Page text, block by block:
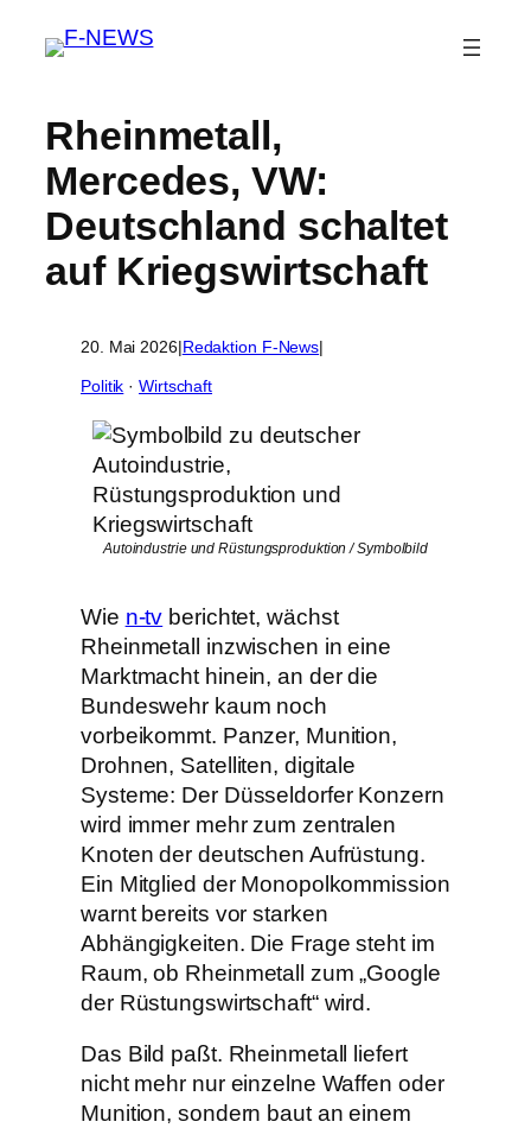
Rheinmetall,
Mercedes, VW:
Deutschland schaltet
auf Kriegswirtschaft
20. Mai 2026|Redaktion F-News|
Politik · Wirtschaft
Autoindustrie und Rüstungsproduktion / Symbolbild
Wie n-tv berichtet, wächst
Rheinmetall inzwischen in eine
Marktmacht hinein, an der die
Bundeswehr kaum noch
vorbeikommt. Panzer, Munition,
Drohnen, Satelliten, digitale
Systeme: Der Düsseldorfer Konzern
wird immer mehr zum zentralen
Knoten der deutschen Aufrüstung.
Ein Mitglied der Monopolkommission
warnt bereits vor starken
Abhängigkeiten. Die Frage steht im
Raum, ob Rheinmetall zum „Google
der Rüstungswirtschaft“ wird.
Das Bild paßt. Rheinmetall liefert
nicht mehr nur einzelne Waffen oder
Munition, sondern baut an einem